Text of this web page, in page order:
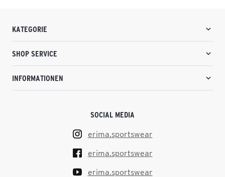
KATEGORIE
SHOP SERVICE
INFORMATIONEN
SOCIAL MEDIA
erima.sportswear
erima.sportswear
erima.sportswear